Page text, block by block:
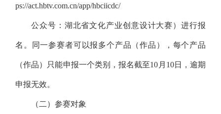
ps://act.hbtv.com.cn/app/hbciicdc/
公众号：湖北省文化产业创意设计大赛）进行报
名。同一参赛者可以报多个产品（作品），每个产品
（作品）只能申报一个类别，报名截至10月10日，逾期
申报无效。
（二）参赛对象